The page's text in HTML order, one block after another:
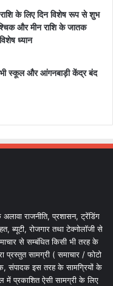
के लिए दिन विशेष रूप से शुभ
और मीन राशि के जातक
ध्यान
स्कूल और आंगनबाड़ी केंद्र बंद
राजनीति, प्रशासन, ट्रेंडिंग
रोजगार तथा टेक्नोलॉजी से
से सम्बंधित किसी भी तरह के
प्रस्तुत सामग्री ( समाचार / फोटो
संपादक इस तरह के सामग्रियों के
में प्रकाशित ऐसी सामग्री के लिए